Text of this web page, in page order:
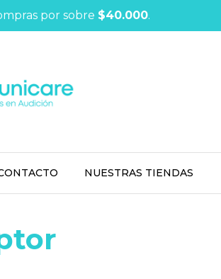
por sobre $40.000.
NUESTRAS TIENDAS